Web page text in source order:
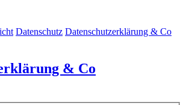
Datenschutz Datenschutzerklärung & Co
& Co